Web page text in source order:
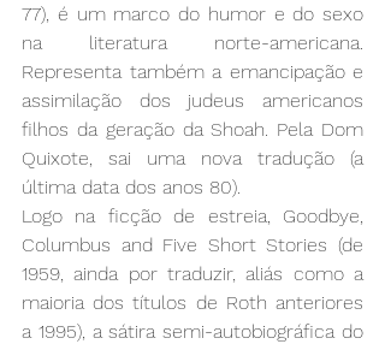
77), é um marco do humor e do sexo
na literatura norte-americana.
Representa também a emancipação e
assimilação dos judeus americanos
filhos da geração da Shoah. Pela Dom
Quixote, sai uma nova tradução (a
última data dos anos 80).
Logo na ficção de estreia, Goodbye,
Columbus and Five Short Stories (de
1959, ainda por traduzir, aliás como a
maioria dos títulos de Roth anteriores
a 1995), a sátira semi-autobiográfica do